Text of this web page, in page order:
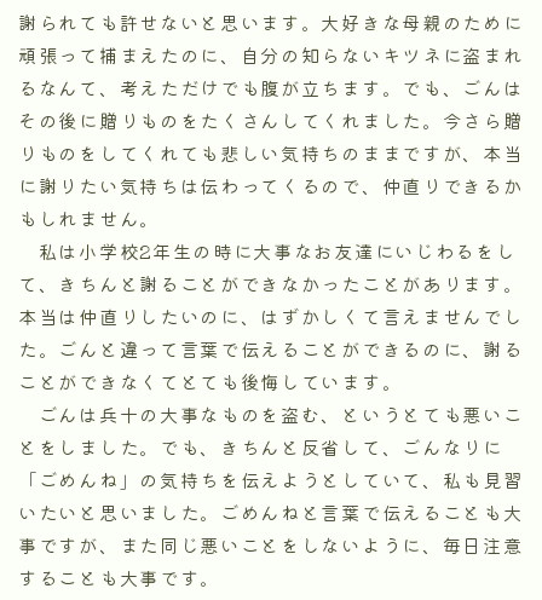
謝られても許せないと思います。大好きな母親のために
頑張って捕まえたのに、自分の知らないキツネに盗まれ
るなんて、考えただけでも腹が立ちます。でも、ごんは
その後に贈りものをたくさんしてくれました。今さら贈
りものをしてくれても悲しい気持ちのままですが、本当
に謝りたい気持ちは伝わってくるので、仲直りできるか
もしれません。
私は小学校2年生の時に大事なお友達にいじわるをし
て、きちんと謝ることができなかったことがあります。
本当は仲直りしたいのに、はずかしくて言えませんでし
た。ごんと違って言葉で伝えることができるのに、謝る
ことができなくてとても後悔しています。
ごんは兵十の大事なものを盗む、というとても悪いこ
とをしました。でも、きちんと反省して、ごんなりに
「ごめんね」の気持ちを伝えようとしていて、私も見習
いたいと思いました。ごめんねと言葉で伝えることも大
事ですが、また同じ悪いことをしないように、毎日注意
することも大事です。